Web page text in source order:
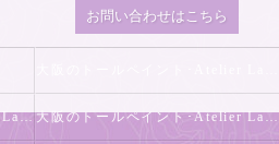
お問い合わせはこちら
大阪のトールペイント･Atelier La Sylphideの評判 大阪のトールペイント･Atelier La Sylphideのお客様の声